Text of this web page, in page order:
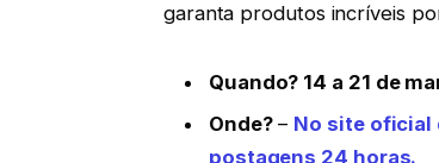
garanta produtos incríveis
Quando? 14 a 21 de
Onde?– No site oficial
postagens 24 horas.